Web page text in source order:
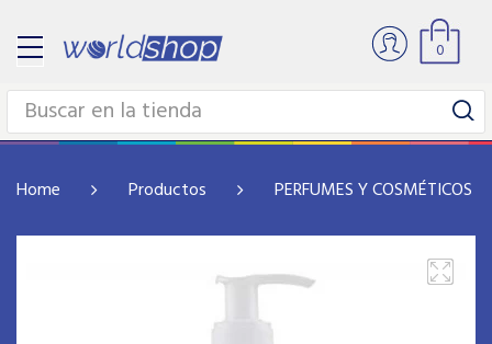
0
Home Productos PERFUMES Y COSMÉTICOS